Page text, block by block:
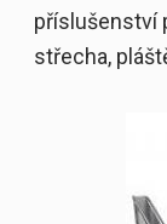
příslušenství
střecha,